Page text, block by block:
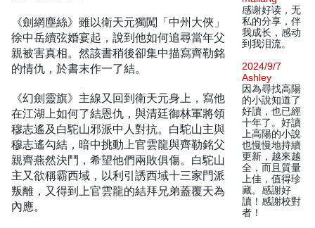
《劍網塵絲》雖以衛天元獨闖「中州大俠」
徐中岳續弦婚宴起，說到他如何追尋當年父
親被害真相。然該書稍後卻集中描寫齊勒銘
的情仇，於書末作一了結。
《幻劍靈旗》主線又回到衛天元身上，寫他
在江湖上如何了結恩仇，與清廷御林軍將領
穆志遙及白駝山邪派中人對抗。白駝山主與
穆志遙勾結，暗中挑動上官雲龍與齊勒銘父
親齊燕然決鬥，希望他們兩敗俱傷。白駝山
主又欲稱霸西域，以利引誘西域十三家門派
叛離，又得到上官雲龍的結拜兄弟蓋覆天為
內應。
感谢好读，无
私的分享，伴
我成长，感动
到我泪流。
2024/9/7
Ashley
因為尋找高陽
的小說知道了
好讀，也已經
十年了。好讀
上高陽的小說
也慢慢地持續
更新，越來越
全，而且質量
上佳，值得珍
藏。感謝好
讀！感謝校對
者！